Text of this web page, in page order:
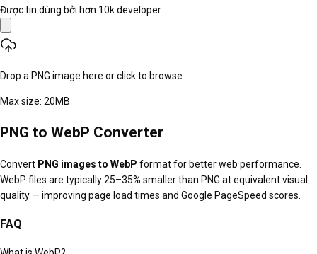
Được tin dùng bởi hơn 10k developer
Drop a PNG image here or click to browse
Max size: 20MB
PNG to WebP Converter
Convert PNG images to WebP format for better web performance.
WebP files are typically 25–35% smaller than PNG at equivalent visual
quality — improving page load times and Google PageSpeed scores.
FAQ